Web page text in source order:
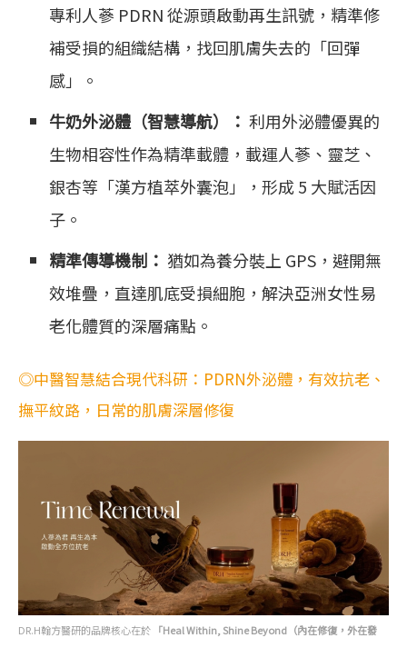
專利人蔘 PDRN 從源頭啟動再生訊號，精準修
補受損的組織結構，找回肌膚失去的「回彈
感」。
牛奶外泌體（智慧導航）： 利用外泌體優異的
生物相容性作為精準載體，載運人蔘、靈芝、
銀杏等「漢方植萃外囊泡」，形成 5 大賦活因
子。
精準傳導機制： 猶如為養分裝上 GPS，避開無
效堆疊，直達肌底受損細胞，解決亞洲女性易
老化體質的深層痛點。
◎中醫智慧結合現代科研：PDRN外泌體，有效抗老、
撫平紋路，日常的肌膚深層修復
DR.H翰方醫研的品牌核心在於 「Heal Within, Shine Beyond（內在修復，外在發